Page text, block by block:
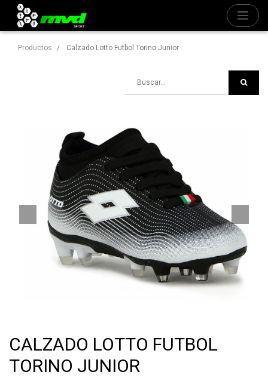
Productos Calzado Lotto Futbol Torino Junior
CALZADO LOTTO FUTBOL
TORINO JUNIOR